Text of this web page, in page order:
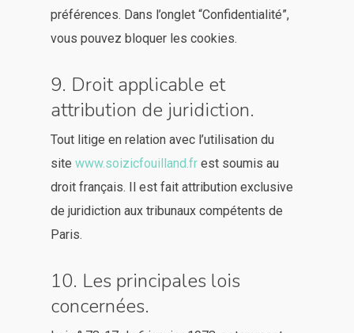
préférences. Dans l’onglet “Confidentialité”,
vous pouvez bloquer les cookies.
9. Droit applicable et
attribution de juridiction.
Tout litige en relation avec l’utilisation du
site www.soizicfouilland.fr est soumis au
droit français. Il est fait attribution exclusive
de juridiction aux tribunaux compétents de
Paris.
10. Les principales lois
concernées.